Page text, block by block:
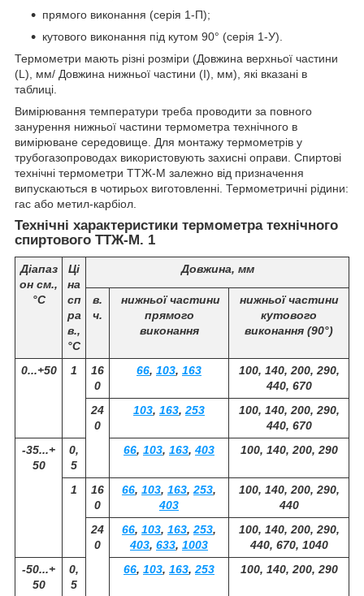
прямого виконання (серія 1-П);
кутового виконання під кутом 90° (серія 1-У).
Термометри мають різні розміри (Довжина верхньої частини
(L), мм/ Довжина нижньої частини (I), мм), які вказані в
таблиці.
Вимірювання температури треба проводити за повного
занурення нижньої частини термометра технічного в
вимірюване середовище. Для монтажу термометрів у
трубогазопроводах використовують захисні оправи. Спиртові
технічні термометри ТТЖ-М залежно від призначення
випускаються в чотирьох виготовленні. Термометричні рідини:
гас або метил-карбіол.
Технічні характеристики термометра технічного
спиртового ТТЖ-М. 1
Діапаз
он см.,
°С
Ці
на
сп
ра
в.,
°С
Довжина, мм
в.
ч.
нижньої частини
прямого
виконання
нижньої частини
кутового
виконання (90°)
0...+50 1
16
0
66, 103, 163
100, 140, 200, 290,
440, 670
24
0
103, 163,253
100, 140, 200, 290,
440, 670
-35...+
50
0,
5
66, 103, 163, 403 100, 140, 200, 290
1
16
0
66, 103, 163,253,
403
100, 140, 200, 290,
440
24
0
66, 103, 163,253,
403, 633, 1003
100, 140, 200, 290,
440, 670, 1040
-50...+
50
0,
5
66, 103, 163,253 100, 140, 200, 290